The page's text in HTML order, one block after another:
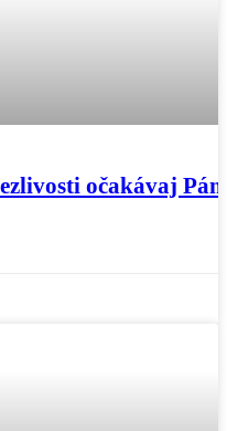
očakávaj